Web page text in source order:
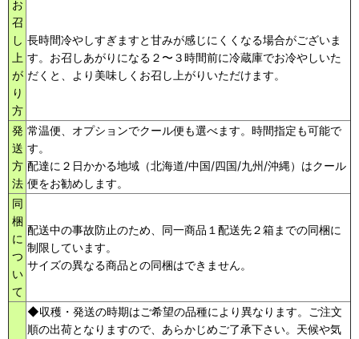
お
召
し
上
が
り
方
長時間冷やしすぎますと甘みが感じにくくなる場合がございま
す。お召しあがりになる２〜３時間前に冷蔵庫でお冷やしいた
だくと、より美味しくお召し上がりいただけます。
発
送
方
法
常温便、オプションでクール便も選べます。時間指定も可能で
す。
配達に２日かかる地域（北海道/中国/四国/九州/沖縄）はクール
便をお勧めします。
同
梱
に
つ
い
て
配送中の事故防止のため、同一商品１配送先２箱までの同梱に
制限しています。
サイズの異なる商品との同梱はできません。
◆収穫・発送の時期はご希望の品種により異なります。ご注文
順の出荷となりますので、あらかじめご了承下さい。天候や気